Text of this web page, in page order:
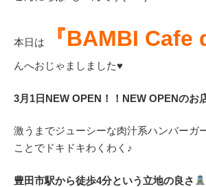
本日は 『BAMBI Cafe
んへおじゃましました♥
3月1日NEW OPEN！！NEW OPENのお
激うまでジューシーな肉汁系ハンバーガ
ことでドキドキわくわく♪
豊田市駅から徒歩4分という立地の良さ